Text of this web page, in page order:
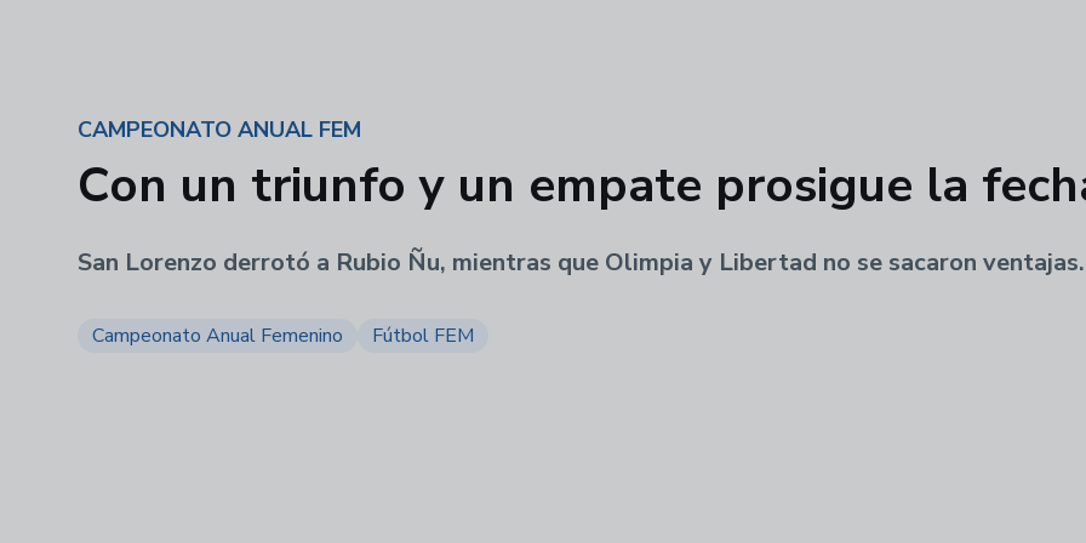
CAMPEONATO ANUAL FEM
Con un triunfo y un empate prosigue la
San Lorenzo derrotó a Rubio Ñu, mientras que Olimpia y Libertad no se sacaron ventajas.
Campeonato Anual Femenino Fútbol FEM